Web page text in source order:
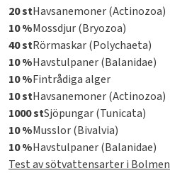
20 stHavsanemoner (Actinozoa)
10 %Mossdjur (Bryozoa)
40 stRörmaskar (Polychaeta)
10 %Havstulpaner (Balanidae)
10 %Fintrådiga alger
10 stHavsanemoner (Actinozoa)
1000 stSjöpungar (Tunicata)
10 %Musslor (Bivalvia)
10 %Havstulpaner (Balanidae)
Test av sötvattensarter i Bolmen